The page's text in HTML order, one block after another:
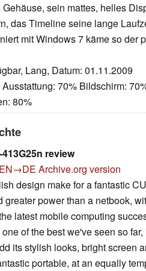
sein mattes, helles
das Timeline seine lange
mit Windows 7 käme so der
Lang, Datum: 01.11.2009
70% Bildschirm:
80%
review
EN→DE Archive.org version
design make for a fantastic
greater power than a netbook,
latest mobile computing
of the best we've seen so
its stylish looks, bright screen
portable, at an equally